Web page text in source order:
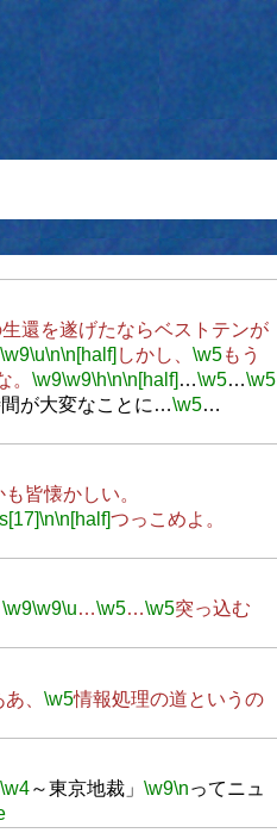
還を遂げたならベストテンが
\w9\u\n\n[half] しかし、 \w5もう
\w9\w9\h\n\n[half] …\w5…\w5
が大変なことに…\w5…
皆懐かしい。
\n\n[half]つっこめよ。
\w9\w9\u…\w5…\w5突っ込む
あ、 \w5情報処理の道というの
\w4～東京地裁」 \w9\nってニュ